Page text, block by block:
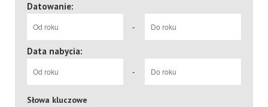
Datowanie:
-
Data nabycia:
-
Słowa kluczowe